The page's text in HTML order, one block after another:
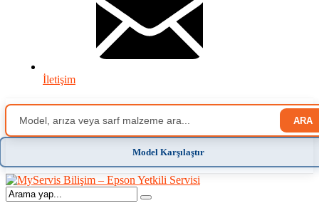
İletişim
ARA
Model Karşılaştır